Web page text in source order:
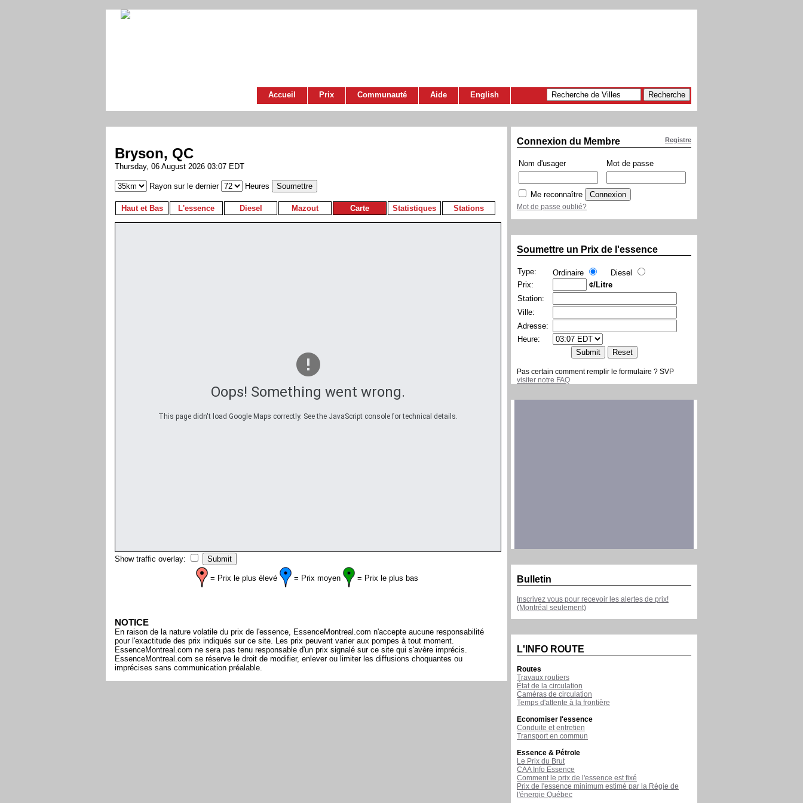
Accueil Prix Communauté Aide English
Bryson, QC
Thursday, 06 August 2026 03:07 EDT
Rayon sur le dernier Heures
Haut et Bas L'essence Diesel Mazout Carte Statistiques Stations
Oops! Something went wrong.
This page didn't load Google Maps correctly. See the JavaScript console for technical details.
Show traffic overlay:
= Prix le plus élevé = Prix moyen = Prix le plus bas
NOTICE
En raison de la nature volatile du prix de l'essence, EssenceMontreal.com n'accepte aucune responsabilité
pour l'exactitude des prix indiqués sur ce site. Les prix peuvent varier aux pompes à tout moment.
EssenceMontreal.com ne sera pas tenu responsable d'un prix signalé sur ce site qui s'avère imprécis.
EssenceMontreal.com se réserve le droit de modifier, enlever ou limiter les diffusions choquantes ou
imprécises sans communication préalable.
Registre
Connexion du Membre
Nom d'usager Mot de passe
Me reconnaître
Mot de passe oublié?
Soumettre un Prix de l'essence
Type: Ordinaire
Diesel
Prix:
¢/Litre
Station:
Ville:
Adresse:
Heure:
Pas certain comment remplir le formulaire ? SVP
visiter notre FAQ
Bulletin
Inscrivez vous pour recevoir les alertes de prix!
(Montréal seulement)
L'INFO ROUTE
Routes
Travaux routiers
État de la circulation
Caméras de circulation
Temps d'attente à la frontière
Economiser l'essence
Conduite et entretien
Transport en commun
Essence & Pétrole
Le Prix du Brut
CAA Info Essence
Comment le prix de l'essence est fixé
Prix de l'essence minimum estimé par la Régie de
l'énergie Québec